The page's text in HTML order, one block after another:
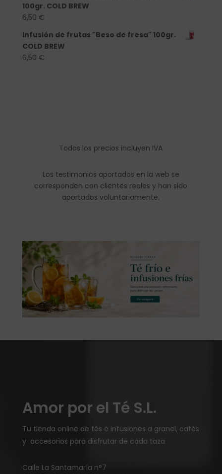
100gr. COLD BREW
6,50 €
Infusión de frutas "Beso de fresa" 100gr.
COLD BREW
6,50 €
Todos los precios incluyen IVA
Los testimonios aportados en la web se
corresponden con clientes reales y han sido
aportados voluntariamente.
Amor por el Té S.L.
Tu tienda online de tés e infusiones a granel, cafés
y accesorios para disfrutar de cada taza
Calle La Santamaría n°7